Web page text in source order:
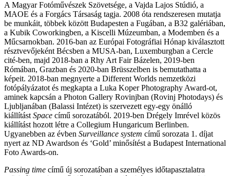
A Magyar Fotóművészek Szövetsége, a Vajda Lajos Stúdió, a
MAOE és a Forgács Társaság tagja. 2008 óta rendszeresen mutatja
be munkáit, többek között Budapesten a Fugában, a B32 galériában,
a Kubik Coworkingben, a Kiscelli Múzeumban, a Modemben és a
Műcsarnokban. 2016-ban az Európai Fotográfiai Hónap kiválasztott
résztvevőjeként Bécsben a MUSA-ban, Luxemburgban a Cercle
cité-ben, majd 2018-ban a Rhy Art Fair Bázelen, 2019-ben
Rómában, Grazban és 2020-ban Brüsszelben is bemutathatta a
képeit. 2018-ban megnyerte a Different Worlds nemzetközi
fotópályázatot és megkapta a Luka Koper Photography Award-ot,
aminek kapcsán a Photon Gallery Rovinjban (Rovinj Photodays) és
Ljubljanában (Balassi Intézet) is szervezett egy-egy önálló
kiállítástSpace című sorozatából. 2019-ben Drégely Imrével közös
kiállítást hozott létre a Collegium Hungaricum Berlinben.
Ugyanebben az évben Surveillance system című sorozata 1. díjat
nyert az ND Awardson és ‘Gold’ minősítést a Budapest International
Foto Awards-on.
Passing time című új sorozatában a személyes időtapasztalatra